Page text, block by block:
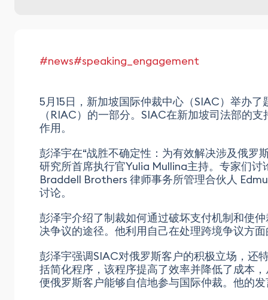
#news#speaking_engagement
5月15日，新加坡国际仲裁中心（SIAC）举办
（RIAC）的一部分。SIAC在新加坡司法部的
作用。
彭泽宇在“战胜不确定性：为有效解决涉及俄罗
研究所首席执行官Yulia Mullina主持。专家们
Braddell Brothers 律师事务所管理合伙人
讨论。
彭泽宇介绍了制裁如何通过破坏支付机制和使
决争议的途径。他利用自己在处理跨境争议方
彭泽宇强调SIAC对俄罗斯客户的积极立场，还
括简化程序，该程序提高了效率并降低了成本
便俄罗斯客户能够自信地参与国际仲裁。他的